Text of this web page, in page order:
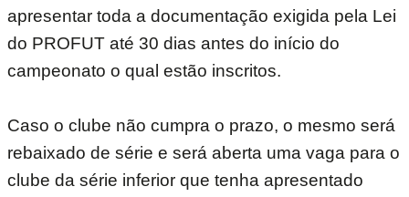
apresentar toda a documentação exigida pela Lei
do PROFUT até 30 dias antes do início do
campeonato o qual estão inscritos.
Caso o clube não cumpra o prazo, o mesmo será
rebaixado de série e será aberta uma vaga para o
clube da série inferior que tenha apresentado